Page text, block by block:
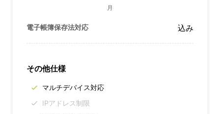
月
電子帳簿保存法対応 込み
その他仕様
マルチデバイス対応
IPアドレス制限